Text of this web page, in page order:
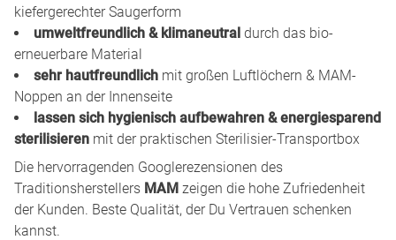
kiefergerechter Saugerform
umweltfreundlich & klimaneutral durch das bio-
erneuerbare Material
sehr hautfreundlich mit großen Luftlöchern & MAM-
Noppen an der Innenseite
lassen sich hygienisch aufbewahren & energiesparend
sterilisieren mit der praktischen Sterilisier-Transportbox
Die hervorragenden Googlerezensionen des
Traditionsherstellers MAM zeigen die hohe Zufriedenheit
der Kunden. Beste Qualität, der Du Vertrauen schenken
kannst.